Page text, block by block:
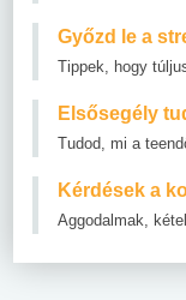
Győzd le a
Tippek, hogy
Elsősegély
Tudod, mi a
Kérdések a
Aggodalmak,